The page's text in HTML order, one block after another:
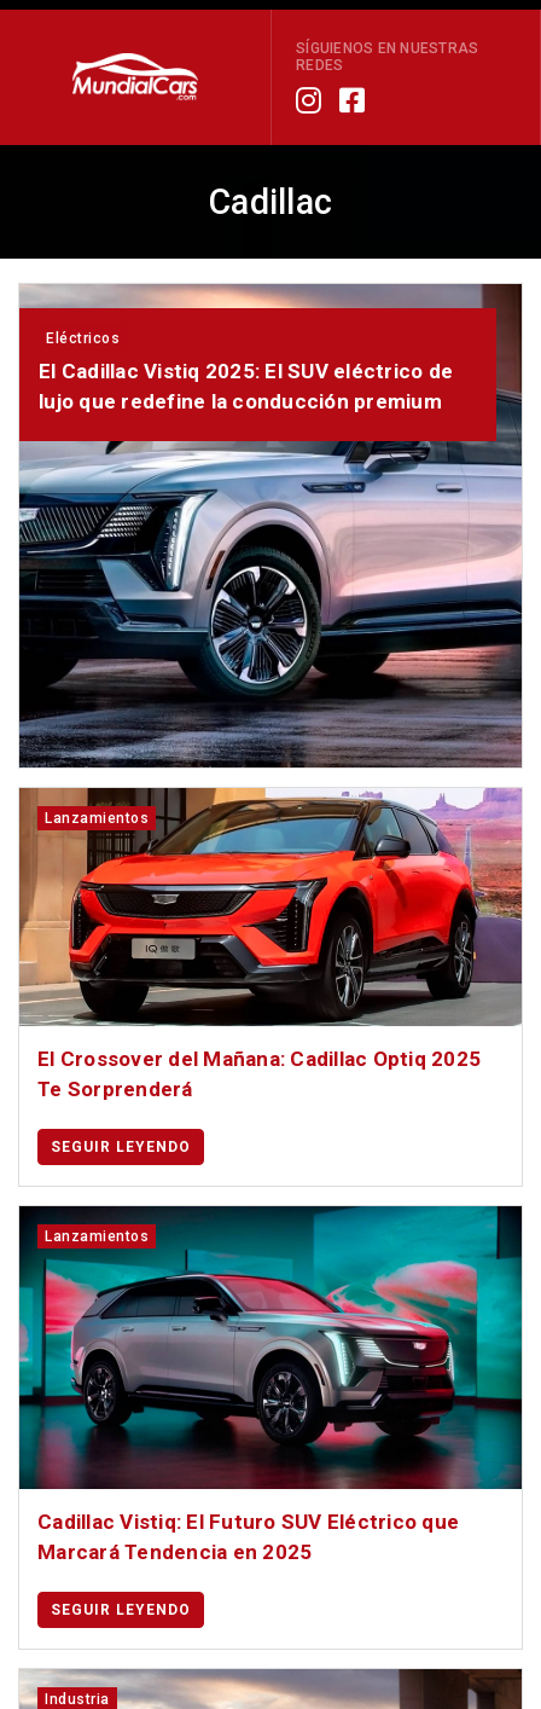
SÍGUIENOS EN NUESTRAS
REDES
Cadillac
Eléctricos
El Cadillac Vistiq 2025: El SUV eléctrico de
lujo que redefine la conducción premium
Lanzamientos
El Crossover del Mañana: Cadillac Optiq 2025
Te Sorprenderá
SEGUIR LEYENDO
Lanzamientos
Cadillac Vistiq: El Futuro SUV Eléctrico que
Marcará Tendencia en 2025
SEGUIR LEYENDO
Industria